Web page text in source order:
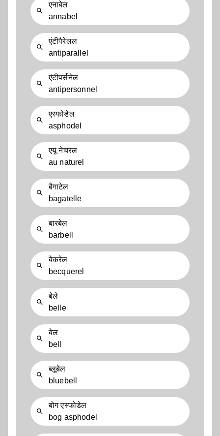
एनाबेल
annabel
एंटीपैरेलल
antiparallel
एंटीपर्सनेल
antipersonnel
एस्फोडेल
asphodel
एयू नेचरल
au naturel
बैगाटेल
bagatelle
बारबेल
barbell
बेकरेल
becquerel
बेले
belle
बेल
bell
ब्लूबेल
bluebell
बोग एस्फोडेल
bog asphodel